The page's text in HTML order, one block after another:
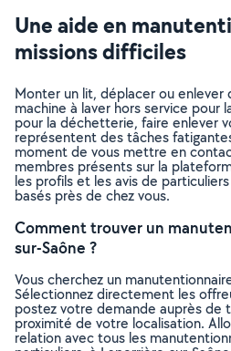
Une aide en
missions difficiles
Monter un lit, déplacer ou enlever
machine à laver hors service pour
pour la déchetterie, faire enlever
représentent des tâches
moment de vous mettre en
membres présents sur la
les profils et les avis de
basés près de chez vous.
Comment trouver un
sur-Saône ?
Vous cherchez un
Sélectionnez directement les
postez votre demande auprès de
proximité de votre localisation.
relation avec tous les